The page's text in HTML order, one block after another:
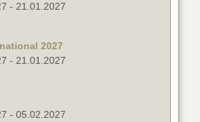
- 21.01.2027
2027
- 21.01.2027
- 05.02.2027